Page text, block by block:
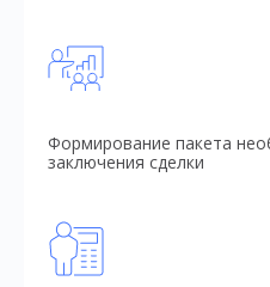
Формирование пакета
заключения сделки